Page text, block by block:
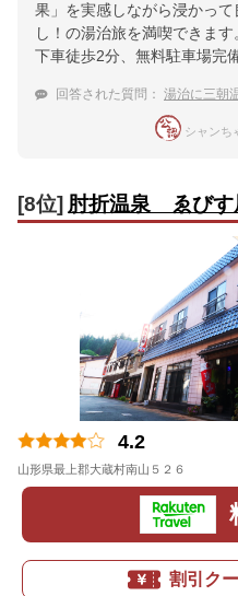
果」を実感しながら浸かっ
し！の湯治旅を満喫できま
下車徒歩2分、無料駐車場完
回答された質問： 湯治に三朝
シャンち
[8位] 肘折温泉 ゑびす
4.2
山形県最上郡大蔵村南山５２６
割引ク